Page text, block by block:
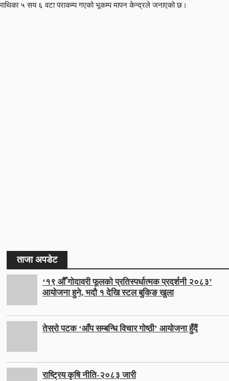
५ सय ६ वटा पराकम्प गएको भूकम्प मापन केन्द्रले जनाएको छ।
ताजा अपडेट
‘१९ औँ गोदावरी फूलको प्रतिस्पर्धात्मक प्रदर्शनी २०८३’
आयोजना हुने, भदौ १ देखि स्टल बुकिङ खुला
तेस्रो पटक ‘आँप सम्बन्धि विचार गोष्ठी’ आयोजना हुँदैं
राष्ट्रिय कृषि नीति-२०८३ जारी